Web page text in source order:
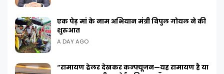
एक पेड़ मां के नाम अभियान मंत्री विपुल गोयल ने की
शुरुआत
A DAY AGO
“रामायण ट्रेलर देखकर कन्फ्यूजन—यह रामायण है या